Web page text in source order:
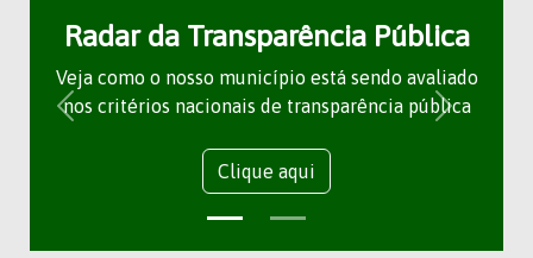
Radar da Transparência Pública
Veja como o nosso município está sendo avaliado
nos critérios nacionais de transparência pública
Clique aqui